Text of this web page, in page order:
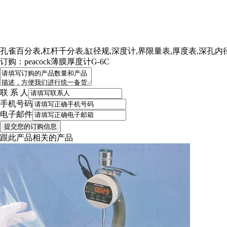
孔雀百分表,杠杆千分表,缸径规,深度计,界限量表,厚度表,深孔内
订购：peacock薄膜厚度计G-6C
联 系 人
手机号码
电子邮件
跟此产品相关的产品